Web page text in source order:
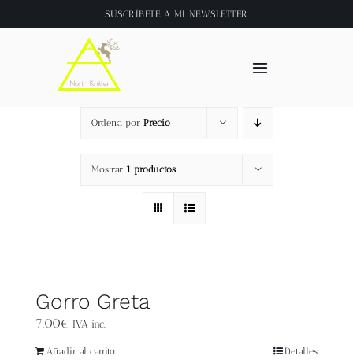
al
SUSCRÍBETE A MI NEWSLETTER
Toggle
Inicio
About
Tienda
Ordena por Precio
Mostrar 1 productos
Gorro Greta
7,00€ IVA inc.
Añadir al carrito Detalles